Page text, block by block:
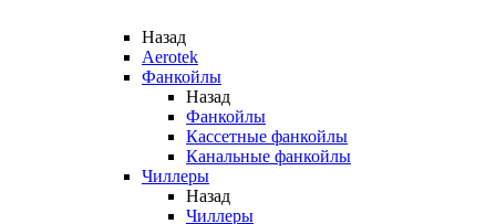
Назад
Aerotek
Фанкойлы
Назад
Фанкойлы
Кассетные фанкойлы
Канальные фанкойлы
Чиллеры
Назад
Чиллеры